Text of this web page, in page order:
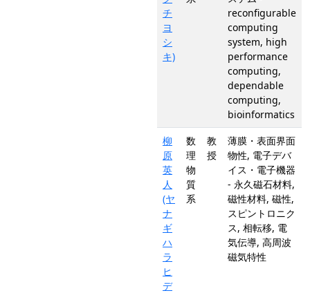
チ
ヨ
シ
キ)
reconfigurable
computing
system, high
performance
computing,
dependable
computing,
bioinformatics
柳
原
英
人
(ヤ
ナ
ギ
ハ
ラ
ヒ
デ
数
理
物
質
系
教
授
薄膜・表面界面
物性, 電子デバ
イス・電子機器
- 永久磁石材料,
磁性材料, 磁性,
スピントロニク
ス, 相転移, 電
気伝導, 高周波
磁気特性